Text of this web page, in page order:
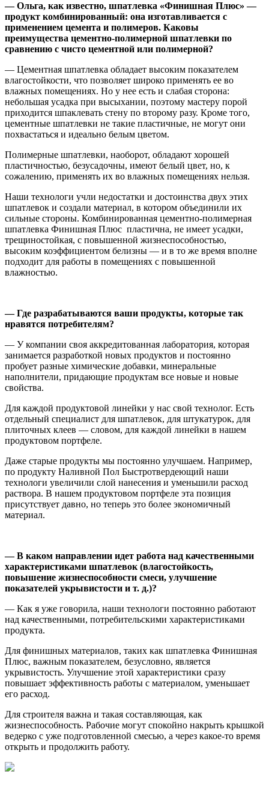
— Ольга, как известно, шпатлевка «Финишная Плюс» —
продукт комбинированный: она изготавливается с
применением цемента и полимеров. Каковы
преимущества цементно-полимерной шпатлевки по
сравнению с чисто цементной или полимерной?
— Цементная шпатлевка обладает высоким показателем
влагостойкости, что позволяет широко применять ее во
влажных помещениях. Но у нее есть и слабая сторона:
небольшая усадка при высыхании, поэтому мастеру порой
приходится шпаклевать стену по второму разу. Кроме того,
цементные шпатлевки не такие пластичные, не могут они
похвастаться и идеально белым цветом.
Полимерные шпатлевки, наоборот, обладают хорошей
пластичностью, безусадочны, имеют белый цвет, но, к
сожалению, применять их во влажных помещениях нельзя.
Наши технологи учли недостатки и достоинства двух этих
шпатлевок и создали материал, в котором объединили их
сильные стороны. Комбинированная цементно-полимерная
шпатлевка Финишная Плюс пластична, не имеет усадки,
трещиностойкая, с повышенной жизнеспособностью,
высоким коэффициентом белизны — и в то же время вполне
подходит для работы в помещениях с повышенной
влажностью.
— Где разрабатываются ваши продукты, которые так
нравятся потребителям?
— У компании своя аккредитованная лаборатория, которая
занимается разработкой новых продуктов и постоянно
пробует разные химические добавки, минеральные
наполнители, придающие продуктам все новые и новые
свойства.
Для каждой продуктовой линейки у нас свой технолог. Есть
отдельный специалист для шпатлевок, для штукатурок, для
плиточных клеев — словом, для каждой линейки в нашем
продуктовом портфеле.
Даже старые продукты мы постоянно улучшаем. Например,
по продукту Наливной Пол Быстротвердеющий наши
технологи увеличили слой нанесения и уменьшили расход
раствора. В нашем продуктовом портфеле эта позиция
присутствует давно, но теперь это более экономичный
материал.
— В каком направлении идет работа над качественными
характеристиками шпатлевок (влагостойкость,
повышение жизнеспособности смеси, улучшение
показателей укрывистости и т. д.)?
— Как я уже говорила, наши технологи постоянно работают
над качественными, потребительскими характеристиками
продукта.
Для финишных материалов, таких как шпатлевка Финишная
Плюс, важным показателем, безусловно, является
укрывистость. Улучшение этой характеристики сразу
повышает эффективность работы с материалом, уменьшает
его расход.
Для строителя важна и такая составляющая, как
жизнеспособность. Рабочие могут спокойно накрыть крышкой
ведерко с уже подготовленной смесью, а через какое-то время
открыть и продолжить работу.